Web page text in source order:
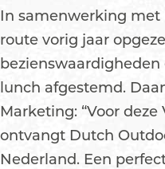
In samenwerking
route vorig jaar
lunch afgestemd.
Marketing: “Voor
ontvangt Dutch
Nederland. Een